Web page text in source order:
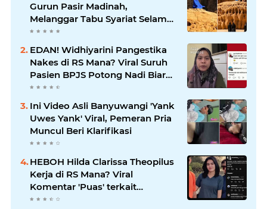
Gurun Pasir Madinah,
Melanggar Tabu Syariat Selama
Seribu Tahun
EDAN! Widhiyarini Pangestika
Nakes di RS Mana? Viral Suruh
Pasien BPJS Potong Nadi Biar
Dapat Ruangan
Ini Video Asli Banyuwangi 'Yank
Uwes Yank' Viral, Pemeran Pria
Muncul Beri Klarifikasi
HEBOH Hilda Clarissa Theopilus
Kerja di RS Mana? Viral
Komentar 'Puas' terkait
Meninggalnya Pasien BPJS